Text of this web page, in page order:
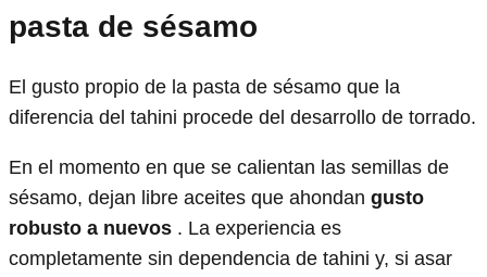
pasta de sésamo
El gusto propio de la pasta de sésamo que la
diferencia del tahini procede del desarrollo de torrado.
En el momento en que se calientan las semillas de
sésamo, dejan libre aceites que ahondan gusto
robusto a nuevos . La experiencia es
completamente sin dependencia de tahini y, si asar